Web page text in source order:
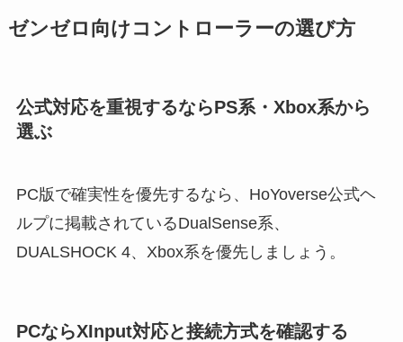
ゼンゼロ向けコントローラーの選び方
公式対応を重視するならPS系・Xbox系から
選ぶ
PC版で確実性を優先するなら、HoYoverse公式ヘ
ルプに掲載されているDualSense系、
DUALSHOCK 4、Xbox系を優先しましょう。
PCならXInput対応と接続方式を確認する